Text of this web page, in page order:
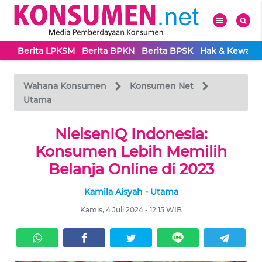
Berita LPKSM Berita BPKN Berita BPSK Hak &
Wahana Konsumen
Konsumen Net
Utama
NielsenIQ Indonesia:
Konsumen Lebih Memilih
Belanja Online di 2023
Kamila Aisyah - Utama
Kamis, 4 Juli 2024 - 12:15 WIB
TV
Tutup